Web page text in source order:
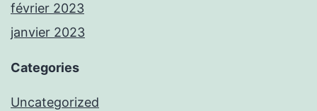
février 2023
janvier 2023
Categories
Uncategorized